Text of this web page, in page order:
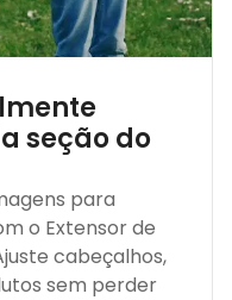
seção do
para
o Extensor de
cabeçalhos,
sem perder